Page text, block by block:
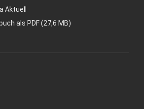
Aktuell
als PDF (27,6 MB)